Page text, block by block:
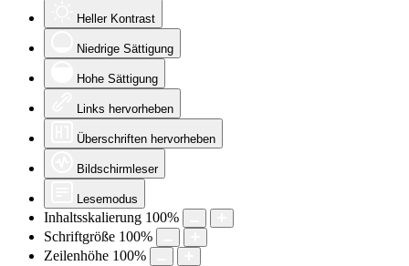
Heller Kontrast
Niedrige Sättigung
Hohe Sättigung
Links hervorheben
Überschriften hervorheben
Bildschirmleser
Lesemodus
Inhaltsskalierung 100%
Schriftgröße 100%
Zeilenhöhe 100%